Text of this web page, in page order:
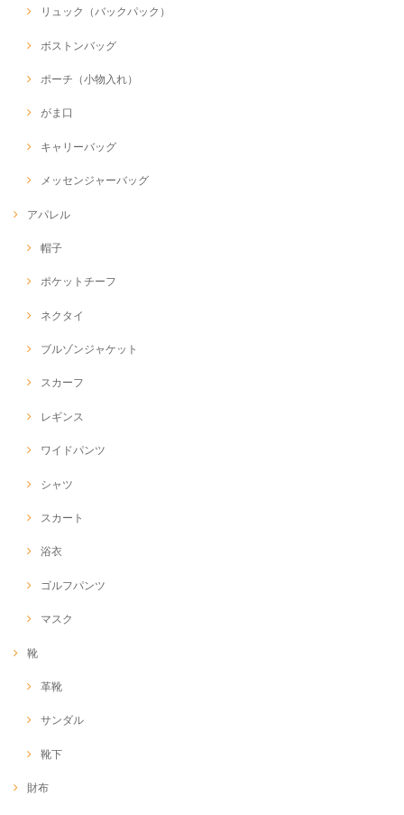
リュック（バックパック）
ボストンバッグ
ポーチ（小物入れ）
がま口
キャリーバッグ
メッセンジャーバッグ
アパレル
帽子
ポケットチーフ
ネクタイ
ブルゾンジャケット
スカーフ
レギンス
ワイドパンツ
シャツ
スカート
浴衣
ゴルフパンツ
マスク
靴
革靴
サンダル
靴下
財布